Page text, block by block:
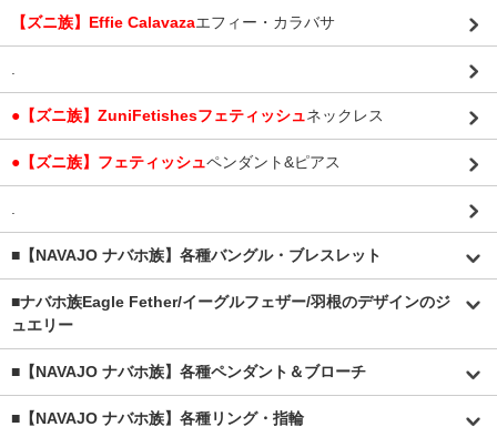
【ズニ族】Effie Calavazaエフィー・カラバサ
●【ズニ族】ZuniFetishesフェティッシュネックレス
●【ズニ族】フェティッシュペンダント&ピアス
■【NAVAJO ナバホ族】各種バングル・ブレスレット
■ナバホ族Eagle Fether/イーグルフェザー/羽根のデザインのジ
ュエリー
■【NAVAJO ナバホ族】各種ペンダント＆ブローチ
■【NAVAJO ナバホ族】各種リング・指輪